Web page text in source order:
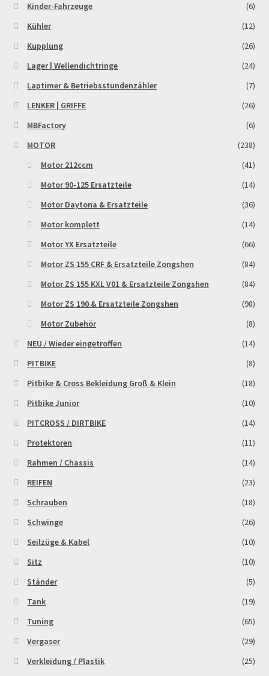
Kinder-Fahrzeuge
(6)
Kühler
(12)
Kupplung
(26)
Lager | Wellendichtringe
(24)
Laptimer & Betriebsstundenzähler
(7)
LENKER | GRIFFE
(26)
MBFactory
(6)
MOTOR
(238)
Motor 212ccm
(41)
Motor 90-125 Ersatzteile
(14)
Motor Daytona & Ersatzteile
(36)
Motor komplett
(14)
Motor YX Ersatzteile
(66)
Motor ZS 155 CRF & Ersatzteile Zongshen
(84)
Motor ZS 155 KXL V01 & Ersatzteile Zongshen
(84)
Motor ZS 190 & Ersatzteile Zongshen
(98)
Motor Zubehör
(8)
NEU / Wieder eingetroffen
(14)
PITBIKE
(8)
Pitbike & Cross Bekleidung Groß & Klein
(18)
Pitbike Junior
(10)
PITCROSS / DIRTBIKE
(14)
Protektoren
(11)
Rahmen / Chassis
(14)
REIFEN
(23)
Schrauben
(18)
Schwinge
(26)
Seilzüge & Kabel
(10)
Sitz
(10)
Ständer
(5)
Tank
(19)
Tuning
(65)
Vergaser
(29)
Verkleidung / Plastik
(25)